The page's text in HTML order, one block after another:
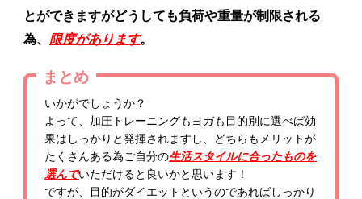
とができますがどうしても負荷や重量が制限される
為、 限度があります。
まとめ
いかがでしょうか？
よって、加圧トレーニングもヨガも目的別に選べば効
果はしっかりと発揮されますし、どちらもメリットが
たくさんある為ご自分の生活スタイルに合ったものを
選んでいただけると良いかと思います！
ですが、目的がダイエットというのであればしっかり